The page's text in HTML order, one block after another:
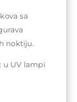
sa
noktiju.
u UV lampi